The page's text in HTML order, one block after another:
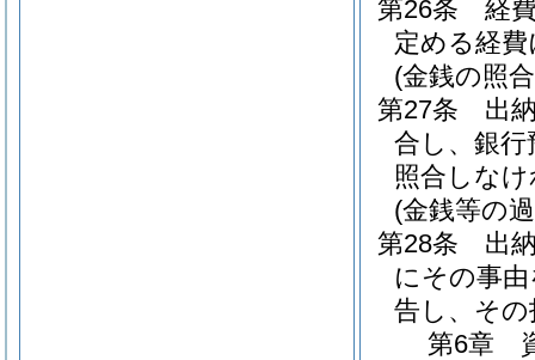
第26条
経
定める経
(金銭の照
第27条
出
合し、銀行
照合しな
(金銭等の
第28条
出
にその事
告し、そ
第6章